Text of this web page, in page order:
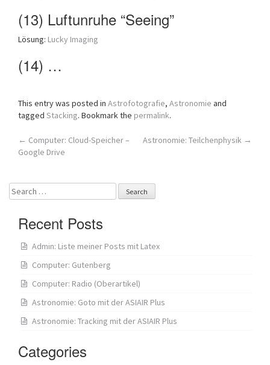
(13) Luftunruhe “Seeing”
Lösung: Lucky Imaging
(14) …
This entry was posted in Astrofotografie, Astronomie and
tagged Stacking. Bookmark the permalink.
Post
← Computer: Cloud-Speicher –
Google Drive
Astronomie: Teilchenphysik →
Search
for:
Recent Posts
Admin: Liste meiner Posts mit Latex
Computer: Gutenberg
Computer: Radio (Oberartikel)
Astronomie: Goto mit der ASIAIR Plus
Astronomie: Tracking mit der ASIAIR Plus
Categories